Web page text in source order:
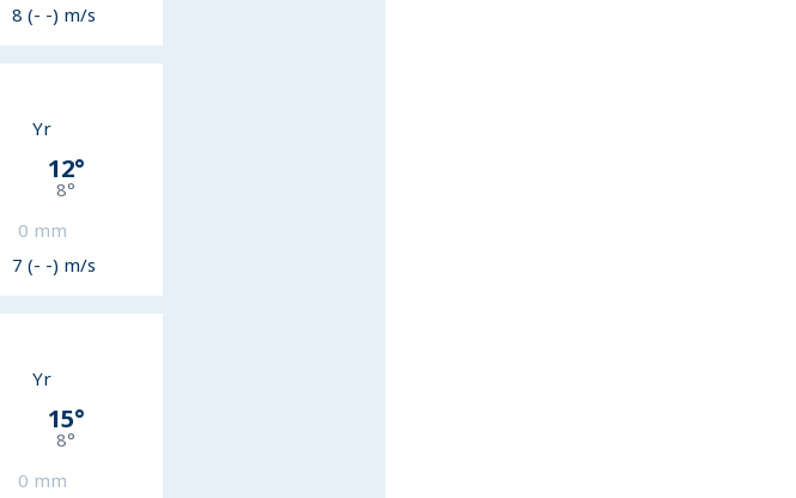
8 (- -) m/s
Yr
12°
8°
0 mm
7 (- -) m/s
Yr
15°
8°
0 mm